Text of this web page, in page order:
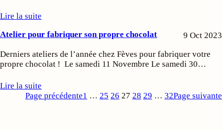
Lire la suite
Atelier pour fabriquer son propre chocolat
9 Oct 2023
Derniers ateliers de l’année chez Fèves pour fabriquer votre
propre chocolat ! Le samedi 11 Novembre Le samedi 30…
Lire la suite
Page précédente1 … 25 26 27 28 29 … 32Page suivante